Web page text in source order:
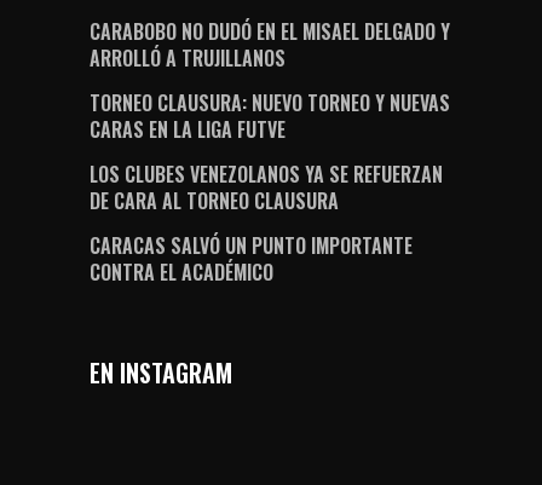
CARABOBO NO DUDÓ EN EL MISAEL DELGADO Y
ARROLLÓ A TRUJILLANOS
TORNEO CLAUSURA: NUEVO TORNEO Y NUEVAS
CARAS EN LA LIGA FUTVE
LOS CLUBES VENEZOLANOS YA SE REFUERZAN
DE CARA AL TORNEO CLAUSURA
CARACAS SALVÓ UN PUNTO IMPORTANTE
CONTRA EL ACADÉMICO
EN INSTAGRAM